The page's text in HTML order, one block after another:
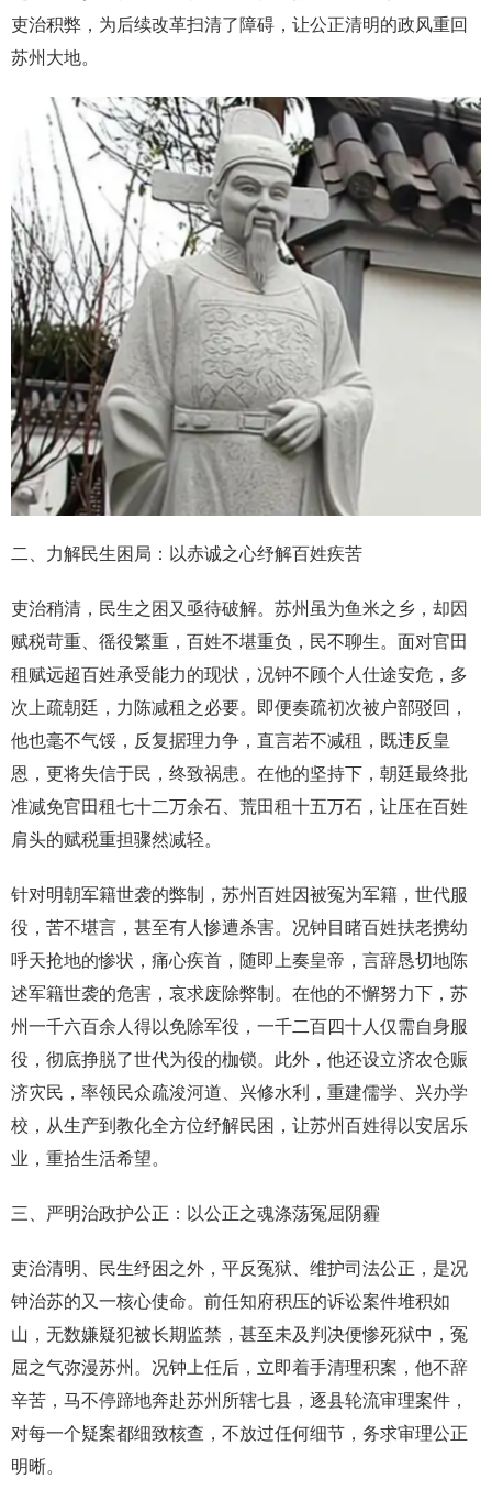
吏治积弊，为后续改革扫清了障碍，让公正清明的政风重回
苏州大地。
二、力解民生困局：以赤诚之心纾解百姓疾苦
吏治稍清，民生之困又亟待破解。苏州虽为鱼米之乡，却因
赋税苛重、徭役繁重，百姓不堪重负，民不聊生。面对官田
租赋远超百姓承受能力的现状，况钟不顾个人仕途安危，多
次上疏朝廷，力陈减租之必要。即便奏疏初次被户部驳回，
他也毫不气馁，反复据理力争，直言若不减租，既违反皇
恩，更将失信于民，终致祸患。在他的坚持下，朝廷最终批
准减免官田租七十二万余石、荒田租十五万石，让压在百姓
肩头的赋税重担骤然减轻。
针对明朝军籍世袭的弊制，苏州百姓因被冤为军籍，世代服
役，苦不堪言，甚至有人惨遭杀害。况钟目睹百姓扶老携幼
呼天抢地的惨状，痛心疾首，随即上奏皇帝，言辞恳切地陈
述军籍世袭的危害，哀求废除弊制。在他的不懈努力下，苏
州一千六百余人得以免除军役，一千二百四十人仅需自身服
役，彻底挣脱了世代为役的枷锁。此外，他还设立济农仓赈
济灾民，率领民众疏浚河道、兴修水利，重建儒学、兴办学
校，从生产到教化全方位纾解民困，让苏州百姓得以安居乐
业，重拾生活希望。
三、严明治政护公正：以公正之魂涤荡冤屈阴霾
吏治清明、民生纾困之外，平反冤狱、维护司法公正，是况
钟治苏的又一核心使命。前任知府积压的诉讼案件堆积如
山，无数嫌疑犯被长期监禁，甚至未及判决便惨死狱中，冤
屈之气弥漫苏州。况钟上任后，立即着手清理积案，他不辞
辛苦，马不停蹄地奔赴苏州所辖七县，逐县轮流审理案件，
对每一个疑案都细致核查，不放过任何细节，务求审理公正
明晰。